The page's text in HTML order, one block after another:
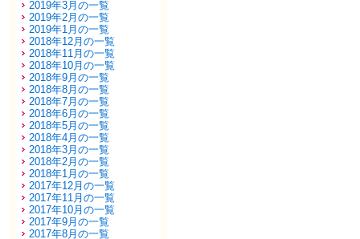
2019年3月の一覧
2019年2月の一覧
2019年1月の一覧
2018年12月の一覧
2018年11月の一覧
2018年10月の一覧
2018年9月の一覧
2018年8月の一覧
2018年7月の一覧
2018年6月の一覧
2018年5月の一覧
2018年4月の一覧
2018年3月の一覧
2018年2月の一覧
2018年1月の一覧
2017年12月の一覧
2017年11月の一覧
2017年10月の一覧
2017年9月の一覧
2017年8月の一覧